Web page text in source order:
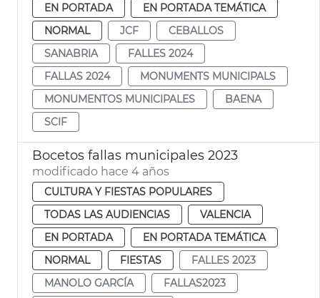
EN PORTADA
EN PORTADA TEMÁTICA
NORMAL
JCF
CEBALLOS
SANABRIA
FALLES 2024
FALLAS 2024
MONUMENTS MUNICIPALS
MONUMENTOS MUNICIPALES
BAENA
SCIF
Bocetos fallas municipales 2023
modificado hace 4 años
CULTURA Y FIESTAS POPULARES
TODAS LAS AUDIENCIAS
VALENCIA
EN PORTADA
EN PORTADA TEMÁTICA
NORMAL
FIESTAS
FALLES 2023
MANOLO GARCÍA
FALLAS2023